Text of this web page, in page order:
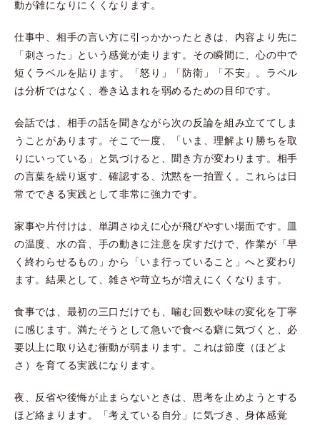
動が雑になりにくくなります。
仕事中、相手の言い方に引っかかったときは、内容より先に
「刺さった」という感覚が走ります。その瞬間に、心の中で
短くラベルを貼ります。「怒り」「防衛」「不安」。ラベル
は分析ではなく、巻き込まれを弱めるための目印です。
会話では、相手の話を聞きながら次の反論を組み立ててしま
うことがあります。そこで一度、「いま、理解より勝ちを取
りにいっている」と気づけると、聞き方が変わります。相手
の言葉を繰り返す、確認する、沈黙を一拍置く。これらは日
常でできる実践として非常に強力です。
家事や片付けは、単調さゆえに心が飛びやすい場面です。皿
の温度、水の音、手の動きに注意を戻すだけで、作業が「早
く終わらせるもの」から「いま行っていること」へと変わり
ます。結果として、雑さや苛立ちが増えにくくなります。
食事では、最初の三口だけでも、噛む回数や味の変化を丁寧
に感じます。満たそうとして急いで食べる癖に気づくと、必
要以上に取り込む衝動が弱まります。これは節度（ほどよ
さ）を育てる実践になります。
夜、反省や後悔が止まらないときは、思考を止めようとする
ほど絡まります。「考えている自分」に気づき、身体感覚